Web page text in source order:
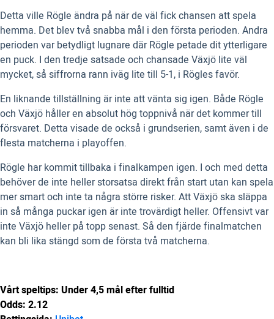
Detta ville Rögle ändra på när de väl fick chansen att spela
hemma. Det blev två snabba mål i den första perioden. Andra
perioden var betydligt lugnare där Rögle petade dit ytterligare
en puck. I den tredje satsade och chansade Växjö lite väl
mycket, så siffrorna rann iväg lite till 5-1, i Rögles favör.
En liknande tillställning är inte att vänta sig igen. Både Rögle
och Växjö håller en absolut hög toppnivå när det kommer till
försvaret. Detta visade de också i grundserien, samt även i de
flesta matcherna i playoffen.
Rögle har kommit tillbaka i finalkampen igen. I och med detta
behöver de inte heller storsatsa direkt från start utan kan spela
mer smart och inte ta några större risker. Att Växjö ska släppa
in så många puckar igen är inte trovärdigt heller. Offensivt var
inte Växjö heller på topp senast. Så den fjärde finalmatchen
kan bli lika stängd som de första två matcherna.
Vårt speltips: Under 4,5 mål efter fulltid
Odds: 2.12